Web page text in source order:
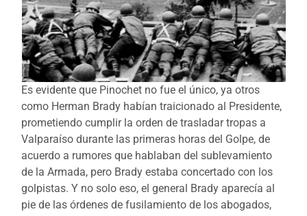
Es evidente que Pinochet no fue el único, ya otros
como Herman Brady habían traicionado al Presidente,
prometiendo cumplir la orden de trasladar tropas a
Valparaíso durante las primeras horas del Golpe, de
acuerdo a rumores que hablaban del sublevamiento
de la Armada, pero Brady estaba concertado con los
golpistas. Y no solo eso, el general Brady aparecía al
pie de las órdenes de fusilamiento de los abogados,